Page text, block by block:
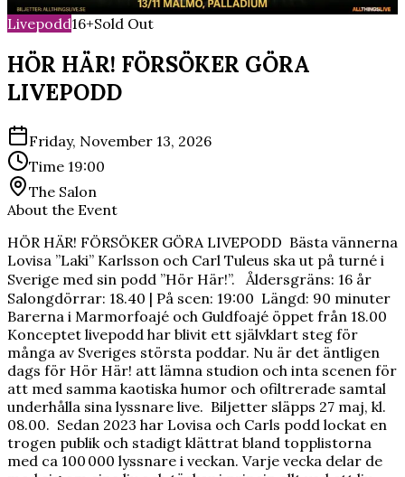
Livepodd16+Sold Out
HÖR HÄR! FÖRSÖKER GÖRA
LIVEPODD
Friday, November 13, 2026
Time 19:00
The Salon
About the Event
HÖR HÄR! FÖRSÖKER GÖRA LIVEPODD Bästa vännerna
Lovisa ”Laki” Karlsson och Carl Tuleus ska ut på turné i
Sverige med sin podd ”Hör Här!”. Åldersgräns: 16 år
Salongdörrar: 18.40 | På scen: 19:00 Längd: 90 minuter
Barerna i Marmorfoajé och Guldfoajé öppet från 18.00
Konceptet livepodd har blivit ett självklart steg för
många av Sveriges största poddar. Nu är det äntligen
dags för Hör Här! att lämna studion och inta scenen för
att med samma kaotiska humor och ofiltrerade samtal
underhålla sina lyssnare live. Biljetter släpps 27 maj, kl.
08.00. Sedan 2023 har Lovisa och Carls podd lockat en
trogen publik och stadigt klättrat bland topplistorna
med ca 100 000 lyssnare i veckan. Varje vecka delar de